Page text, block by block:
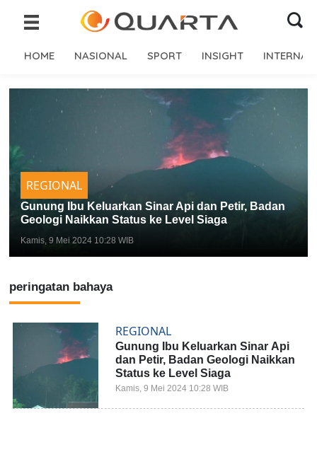
HOME NASIONAL SPORT INSIGHT
REGIONAL
Gunung Ibu Keluarkan Sinar Api dan Petir, Badan
Geologi Naikkan Status ke Level Siaga
Kamis, 9 Mei 2024 10:28 WIB
peringatan bahaya
REGIONAL
Gunung Ibu Keluarkan Sinar Api
dan Petir, Badan Geologi Naikkan
Status ke Level Siaga
Kamis, 9 Mei 2024 10:28 WIB